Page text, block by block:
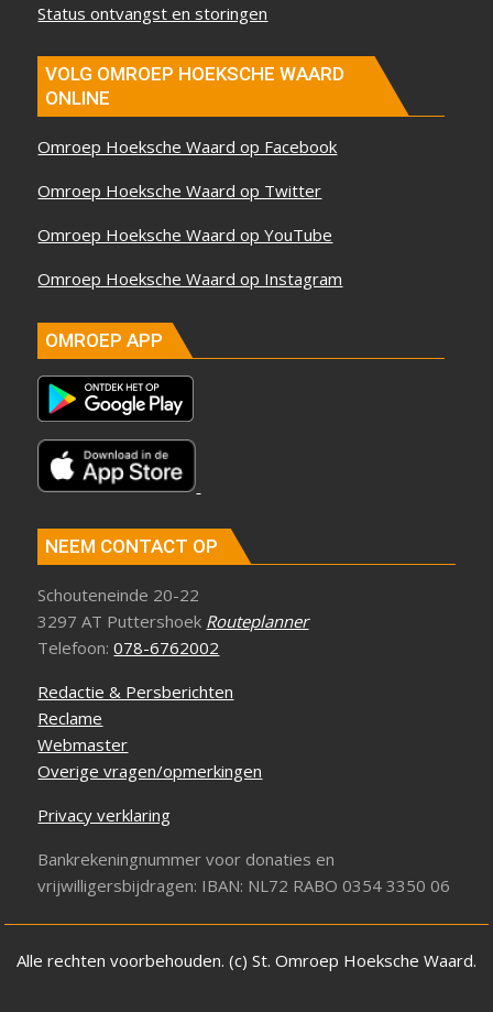
Status ontvangst en storingen
VOLG OMROEP HOEKSCHE WAARD
ONLINE
Omroep Hoeksche Waard op Facebook
Omroep Hoeksche Waard op Twitter
Omroep Hoeksche Waard op YouTube
Omroep Hoeksche Waard op Instagram
OMROEP APP
NEEM CONTACT OP
Schouteneinde 20-22
3297 AT Puttershoek Routeplanner
Telefoon:078-6762002
Redactie & Persberichten
Reclame
Webmaster
Overige vragen/opmerkingen
Privacy verklaring
Bankrekeningnummer voor donaties en
vrijwilligersbijdragen: IBAN: NL72 RABO 0354 3350 06
Alle rechten voorbehouden. (c) St. Omroep Hoeksche Waard.